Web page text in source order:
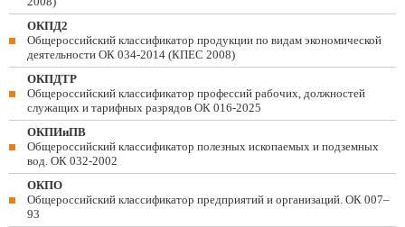
ОКПД2
Общероссийский классификатор продукции по видам экономической
деятельности ОК 034-2014 (КПЕС 2008)
ОКПДТР
Общероссийский классификатор профессий рабочих, должностей
служащих и тарифных разрядов ОК 016-2025
ОКПИиПВ
Общероссийский классификатор полезных ископаемых и подземных
вод. ОК 032-2002
ОКПО
Общероссийский классификатор предприятий и организаций. ОК 007–
93